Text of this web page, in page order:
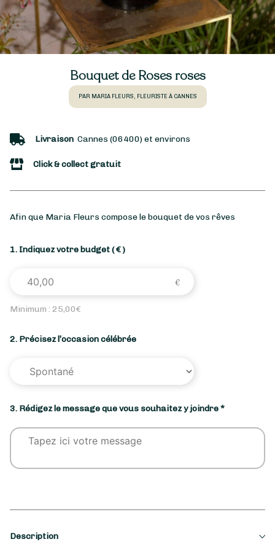
Bouquet de Roses roses
PAR MARIA FLEURS, FLEURISTE À CANNES
Livraison Cannes (06400) et environs
Click & collect gratuit
Afin que Maria Fleurs compose le bouquet de vos rêves
1. Indiquez votre budget( € )
Minimum : 25,00€
2. Précisez l’occasion célébrée
3. Rédigez le message que vous souhaitez y joindre *
Description